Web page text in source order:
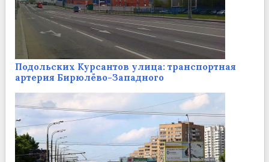
Подольских Курсантов улица: транспортная
артерия Бирюлёво-Западного